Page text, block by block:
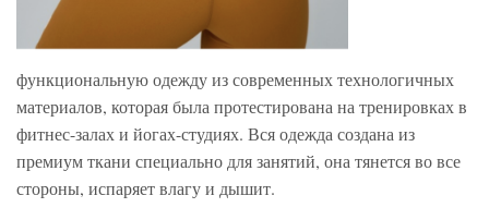
функциональную одежду из современных технологичных
материалов, которая была протестирована на тренировках в
фитнес-залах и йогах-студиях. Вся одежда создана из
премиум ткани специально для занятий, она тянется во все
стороны, испаряет влагу и дышит.